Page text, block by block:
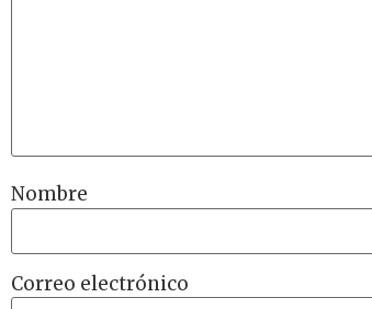
Nombre
Correo electrónico